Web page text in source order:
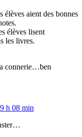
élèves aient des bonnes
élèves lisent
les livres.
connerie…ben
h 08 min